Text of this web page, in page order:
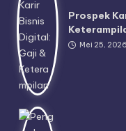
Prospek
Mei 25, 2026